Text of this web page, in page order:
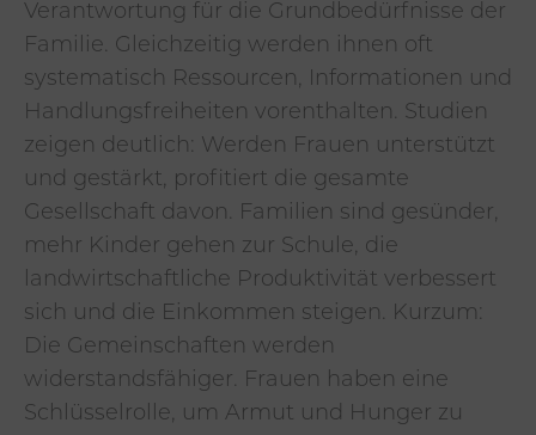
Verantwortung für die Grundbedürfnisse der
Familie. Gleichzeitig werden ihnen oft
systematisch Ressourcen, Informationen und
Handlungsfreiheiten vorenthalten. Studien
zeigen deutlich: Werden Frauen unterstützt
und gestärkt, profitiert die gesamte
Gesellschaft davon. Familien sind gesünder,
mehr Kinder gehen zur Schule, die
landwirtschaftliche Produktivität verbessert
sich und die Einkommen steigen. Kurzum:
Die Gemeinschaften werden
widerstandsfähiger. Frauen haben eine
Schlüsselrolle, um Armut und Hunger zu